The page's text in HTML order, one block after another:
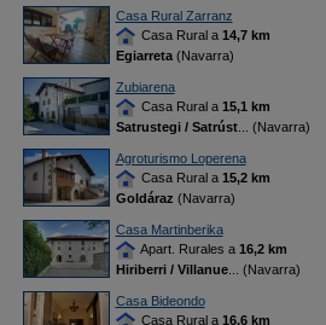
Casa Rural Zarranz
Casa Rural a 14,7 km
Egiarreta(Navarra)
Zubiarena
Casa Rural a 15,1 km
Satrustegi / Satrúst... (Navarra)
Agroturismo Loperena
Casa Rural a 15,2 km
Goldáraz (Navarra)
Casa Martinberika
Apart. Rurales a 16,2 km
Hiriberri / Villanue... (Navarra)
Casa Bideondo
Casa Rural a 16,6 km